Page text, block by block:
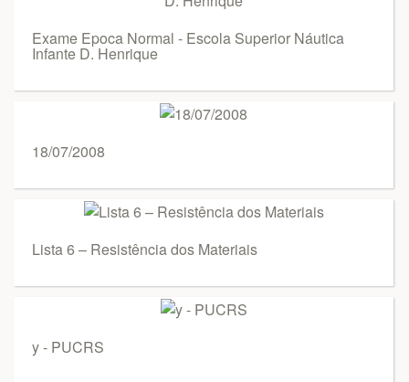
Exame Epoca Normal - Escola Superior Náutica
Infante D. Henrique
18/07/2008
Lista 6 – Resistência dos Materiais
y - PUCRS